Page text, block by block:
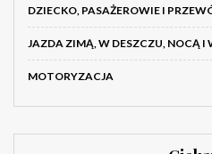
DZIECKO, PASAŻEROWIE I
JAZDA ZIMĄ, W DESZCZU, NOCĄ I
MOTORYZACJA